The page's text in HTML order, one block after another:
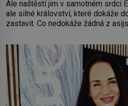
Ale naštěstí jim v samotném srdci
ale silné království, které dokáže
zastavit. Co nedokáže žádná z
od roku 1223 postupují podél
moře,